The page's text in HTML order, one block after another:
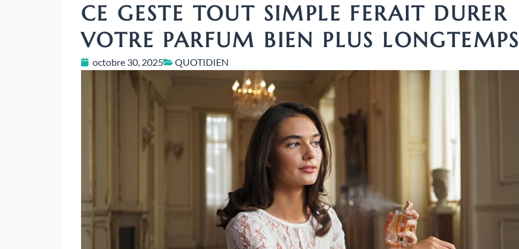
CE GESTE TOUT SIMPLE FERAIT DURER
VOTRE PARFUM BIEN PLUS LONGTEMPS
octobre 30, 2025 QUOTIDIEN